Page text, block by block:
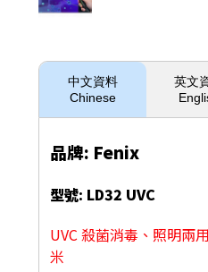
中文資料
Chinese
英文
品牌: Fenix
型號: LD32 UVC
UVC 殺菌消毒、照明兩
米